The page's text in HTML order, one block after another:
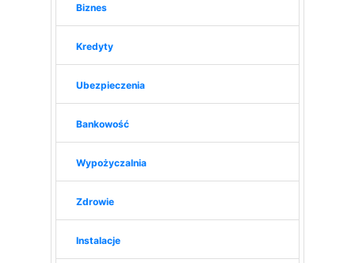
Biznes
Kredyty
Ubezpieczenia
Bankowość
Wypożyczalnia
Zdrowie
Instalacje